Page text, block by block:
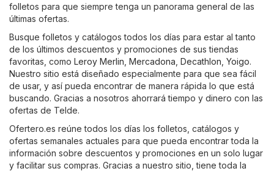
folletos para que siempre tenga un panorama general de las
últimas ofertas.
Busque folletos y catálogos todos los días para estar al tanto
de los últimos descuentos y promociones de sus tiendas
favoritas, como Leroy Merlin Mercadona Decathlon Yoigo.
Nuestro sitio está diseñado especialmente para que sea fácil
de usar, y así pueda encontrar de manera rápida lo que está
buscando. Gracias a nosotros ahorrará tiempo y dinero con las
ofertas de Telde.
Ofertero.es reúne todos los días los folletos, catálogos y
ofertas semanales actuales para que pueda encontrar toda la
información sobre descuentos y promociones en un solo lugar
y facilitar sus compras. Gracias a nuestro sitio, tiene toda la